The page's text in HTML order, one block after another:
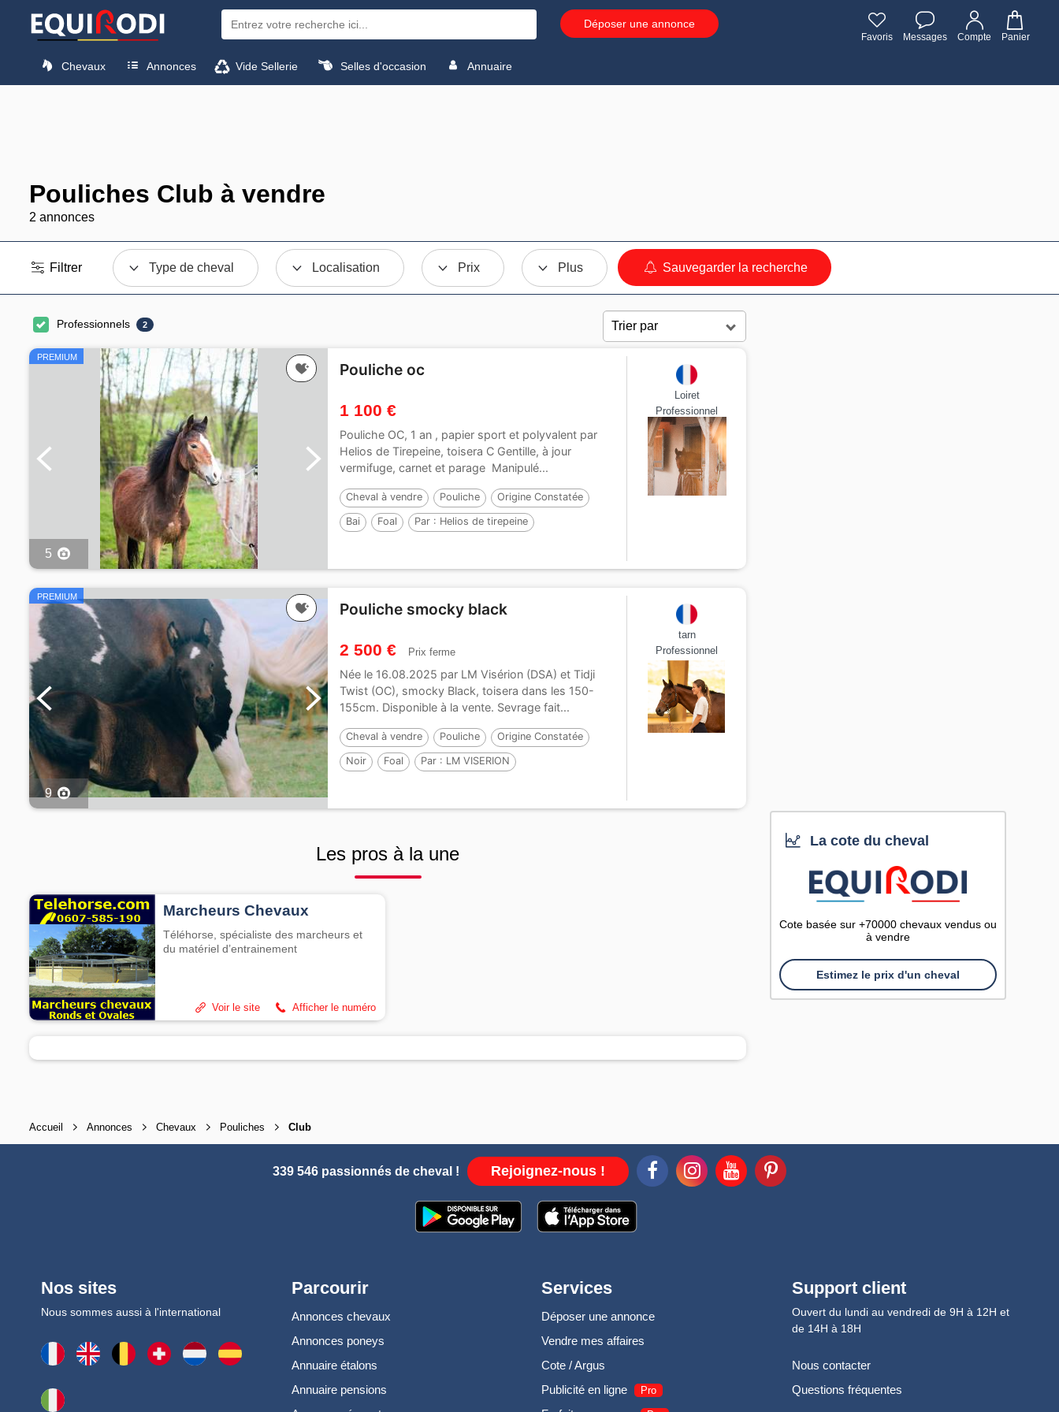
Déposer une annonce
Favoris Messages Compte Panier
Chevaux Annonces Vide Sellerie Selles d'occasion Annuaire
Pouliches Club à vendre
2 annonces
Filtrer Type de cheval Localisation Prix Plus Sauvegarder la recherche
Professionnels 2
PREMIUM
5
Pouliche oc
1 100 €
Pouliche OC, 1 an , papier sport et polyvalent par
Helios de Tirepeine, toisera C Gentille, à jour
vermifuge, carnet et parage Manipulé...
Cheval à vendre Pouliche Origine Constatée
Bai Foal Par : Helios de tirepeine
Loiret
Professionnel
PREMIUM
9
Pouliche smocky black
2 500 € Prix ferme
Née le 16.08.2025 par LM Visérion (DSA) et Tidji
Twist (OC), smocky Black, toisera dans les 150-
155cm. Disponible à la vente. Sevrage fait...
Cheval à vendre Pouliche Origine Constatée
Noir Foal Par : LM VISERION
tarn
Professionnel
Les pros à la une
Marcheurs Chevaux
Téléhorse, spécialiste des marcheurs et
du matériel d’entrainement
Afficher le numéro
Voir le site
Accueil Annonces Chevaux Pouliches Club
La cote du cheval
Cote basée sur +70000 chevaux vendus ou
à vendre
Estimez le prix d'un cheval
339 546 passionnés de cheval ! Rejoignez-nous !
Nos sites
Nous sommes aussi à l'international
Parcourir
Annonces chevaux
Annonces poneys
Annuaire étalons
Annuaire pensions
Services
Déposer une annonce
Vendre mes affaires
Cote / Argus
Publicité en ligne
Pro
Support client
Ouvert du lundi au vendredi de 9H à 12H et
de 14H à 18H
Nous contacter
Questions fréquentes